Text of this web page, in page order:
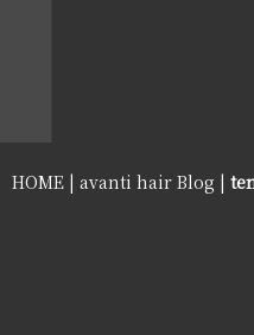
HOME | avanti hair Blog |